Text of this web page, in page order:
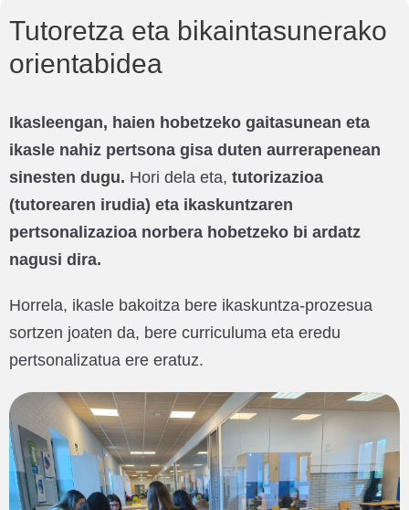
Tutoretza eta bikaintasunerako
orientabidea
Ikasleengan, haien hobetzeko gaitasunean eta
ikasle nahiz pertsona gisa duten aurrerapenean
sinesten dugu. Hori dela eta, tutorizazioa
(tutorearen irudia) eta ikaskuntzaren
pertsonalizazioa norbera hobetzeko bi ardatz
nagusi dira.
Horrela, ikasle bakoitza bere ikaskuntza-prozesua
sortzen joaten da, bere curriculuma eta eredu
pertsonalizatua ere eratuz.